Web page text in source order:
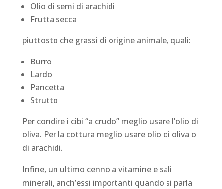
Olio di semi di arachidi
Frutta secca
piuttosto che grassi di origine animale, quali:
Burro
Lardo
Pancetta
Strutto
Per condire i cibi “a crudo” meglio usare l’olio di
oliva. Per la cottura meglio usare olio di oliva o
di arachidi.
Infine, un ultimo cenno a vitamine e sali
minerali, anch’essi importanti quando si parla